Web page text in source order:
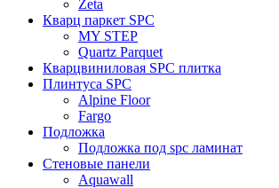
Zeta
Кварц паркет SPC
MY STEP
Quartz Parquet
Кварцвиниловая SPC плитка
Плинтуса SPC
Alpine Floor
Fargo
Подложка
Подложка под spc ламинат
Стеновые панели
Aquawall